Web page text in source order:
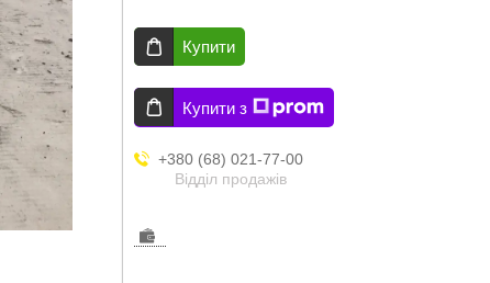
Купити
Купити з
+380 (68) 021-77-00
Відділ продажів